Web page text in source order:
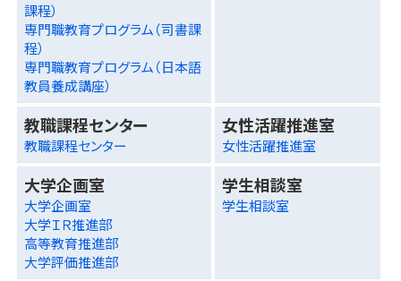
課程）
専門職教育プログラム（司書課
程）
専門職教育プログラム（日本語
教員養成講座）
教職課程センター
教職課程センター
女性活躍推進室
女性活躍推進室
大学企画室
大学企画室
大学ＩＲ推進部
高等教育推進部
大学評価推進部
学生相談室
学生相談室